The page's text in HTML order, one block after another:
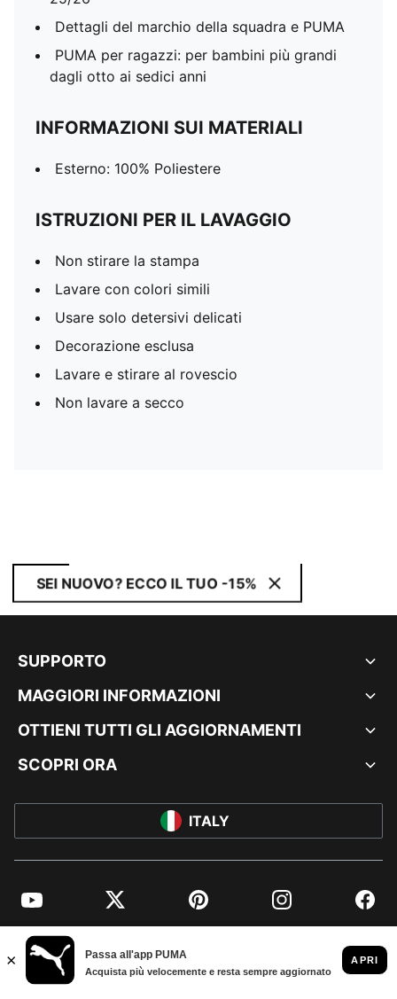
Dettagli del marchio della squadra e PUMA
PUMA per ragazzi: per bambini più grandi
dagli otto ai sedici anni
INFORMAZIONI SUI MATERIALI
Esterno: 100% Poliestere
ISTRUZIONI PER IL LAVAGGIO
Non stirare la stampa
Lavare con colori simili
Usare solo detersivi delicati
Decorazione esclusa
Lavare e stirare al rovescio
Non lavare a secco
SEI NUOVO? ECCO IL TUO -15%
SUPPORTO
MAGGIORI INFORMAZIONI
OTTIENI TUTTI GLI AGGIORNAMENTI
SCOPRI ORA
ITALY
YouTube Twitter Pinterest Instagram
© PUMA EUROPE GMBH, 2026. TUTTI I DIRITTI RISERVATI
DATI AZIENDALI E LEGALI